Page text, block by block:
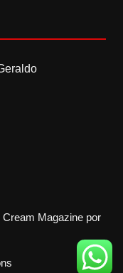
Cream Magazine por